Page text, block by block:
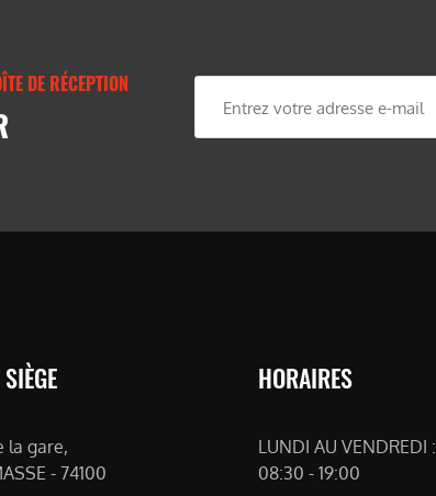
DE RÉCEPTION
la gare,
- 74100
HORAIRES
LUNDI AU VENDREDI :
08:30 - 19:00